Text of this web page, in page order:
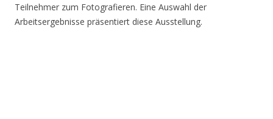
Teilnehmer zum Fotografieren. Eine Auswahl der
Arbeitsergebnisse präsentiert diese Ausstellung.